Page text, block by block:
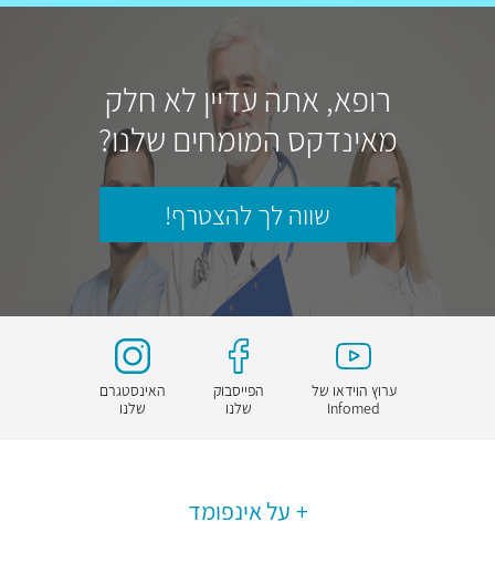
רופא, אתה עדיין לא חלק
מאינדקס המומחים שלנו?
שווה לך להצטרף!
ערוץ הוידאו של
Infomed
הפייסבוק
שלנו
האינסטגרם
שלנו
על אינפומד